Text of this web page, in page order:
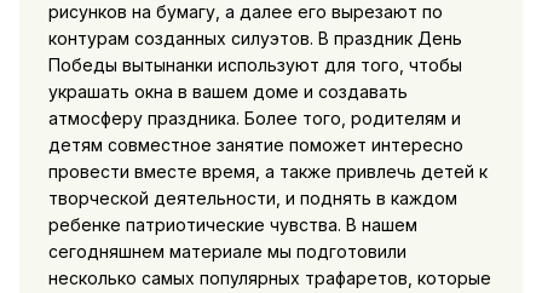
рисунков на бумагу, а далее его вырезают по
контурам созданных силуэтов. В праздник День
Победы вытынанки используют для того, чтобы
украшать окна в вашем доме и создавать
атмосферу праздника. Более того, родителям и
детям совместное занятие поможет интересно
провести вместе время, а также привлечь детей к
творческой деятельности, и поднять в каждом
ребенке патриотические чувства. В нашем
сегодняшнем материале мы подготовили
несколько самых популярных трафаретов, которые